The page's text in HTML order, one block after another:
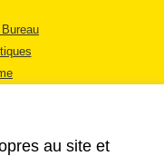
au site et